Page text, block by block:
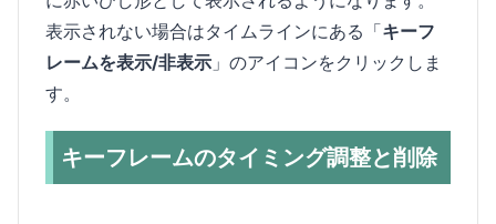
表示されない場合はタイムラインにある「キーフ
レームを表示/非表示 」のアイコンをクリックしま
す。
キーフレームのタイミング調整と削除